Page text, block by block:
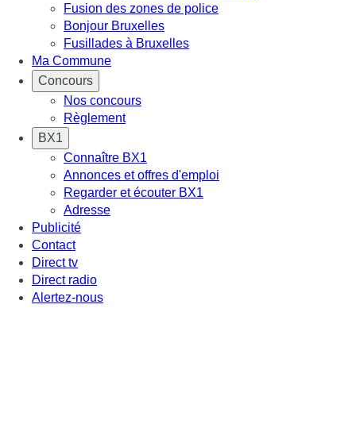
Fusion des zones de police
Bonjour Bruxelles
Fusillades à Bruxelles
Ma Commune
Concours
Nos concours
Règlement
BX1
Connaître BX1
Annonces et offres d'emploi
Regarder et écouter BX1
Adresse
Publicité
Contact
Direct tv
Direct radio
Alertez-nous